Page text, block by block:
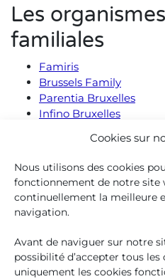
Cookies sur
Nous utilisons des cookies
fonctionnement de notre site
continuellement la meilleure
navigation.
Avant de naviguer sur notre
possibilité d’accepter tous les
uniquement les cookies
Les
familiales
Famiris
Brussels Family
Parentia Bruxelles
Infino Bruxelles
Services
le Service Public
Personnes Handicapées
les demandes de carte
conseils et
handicapées en